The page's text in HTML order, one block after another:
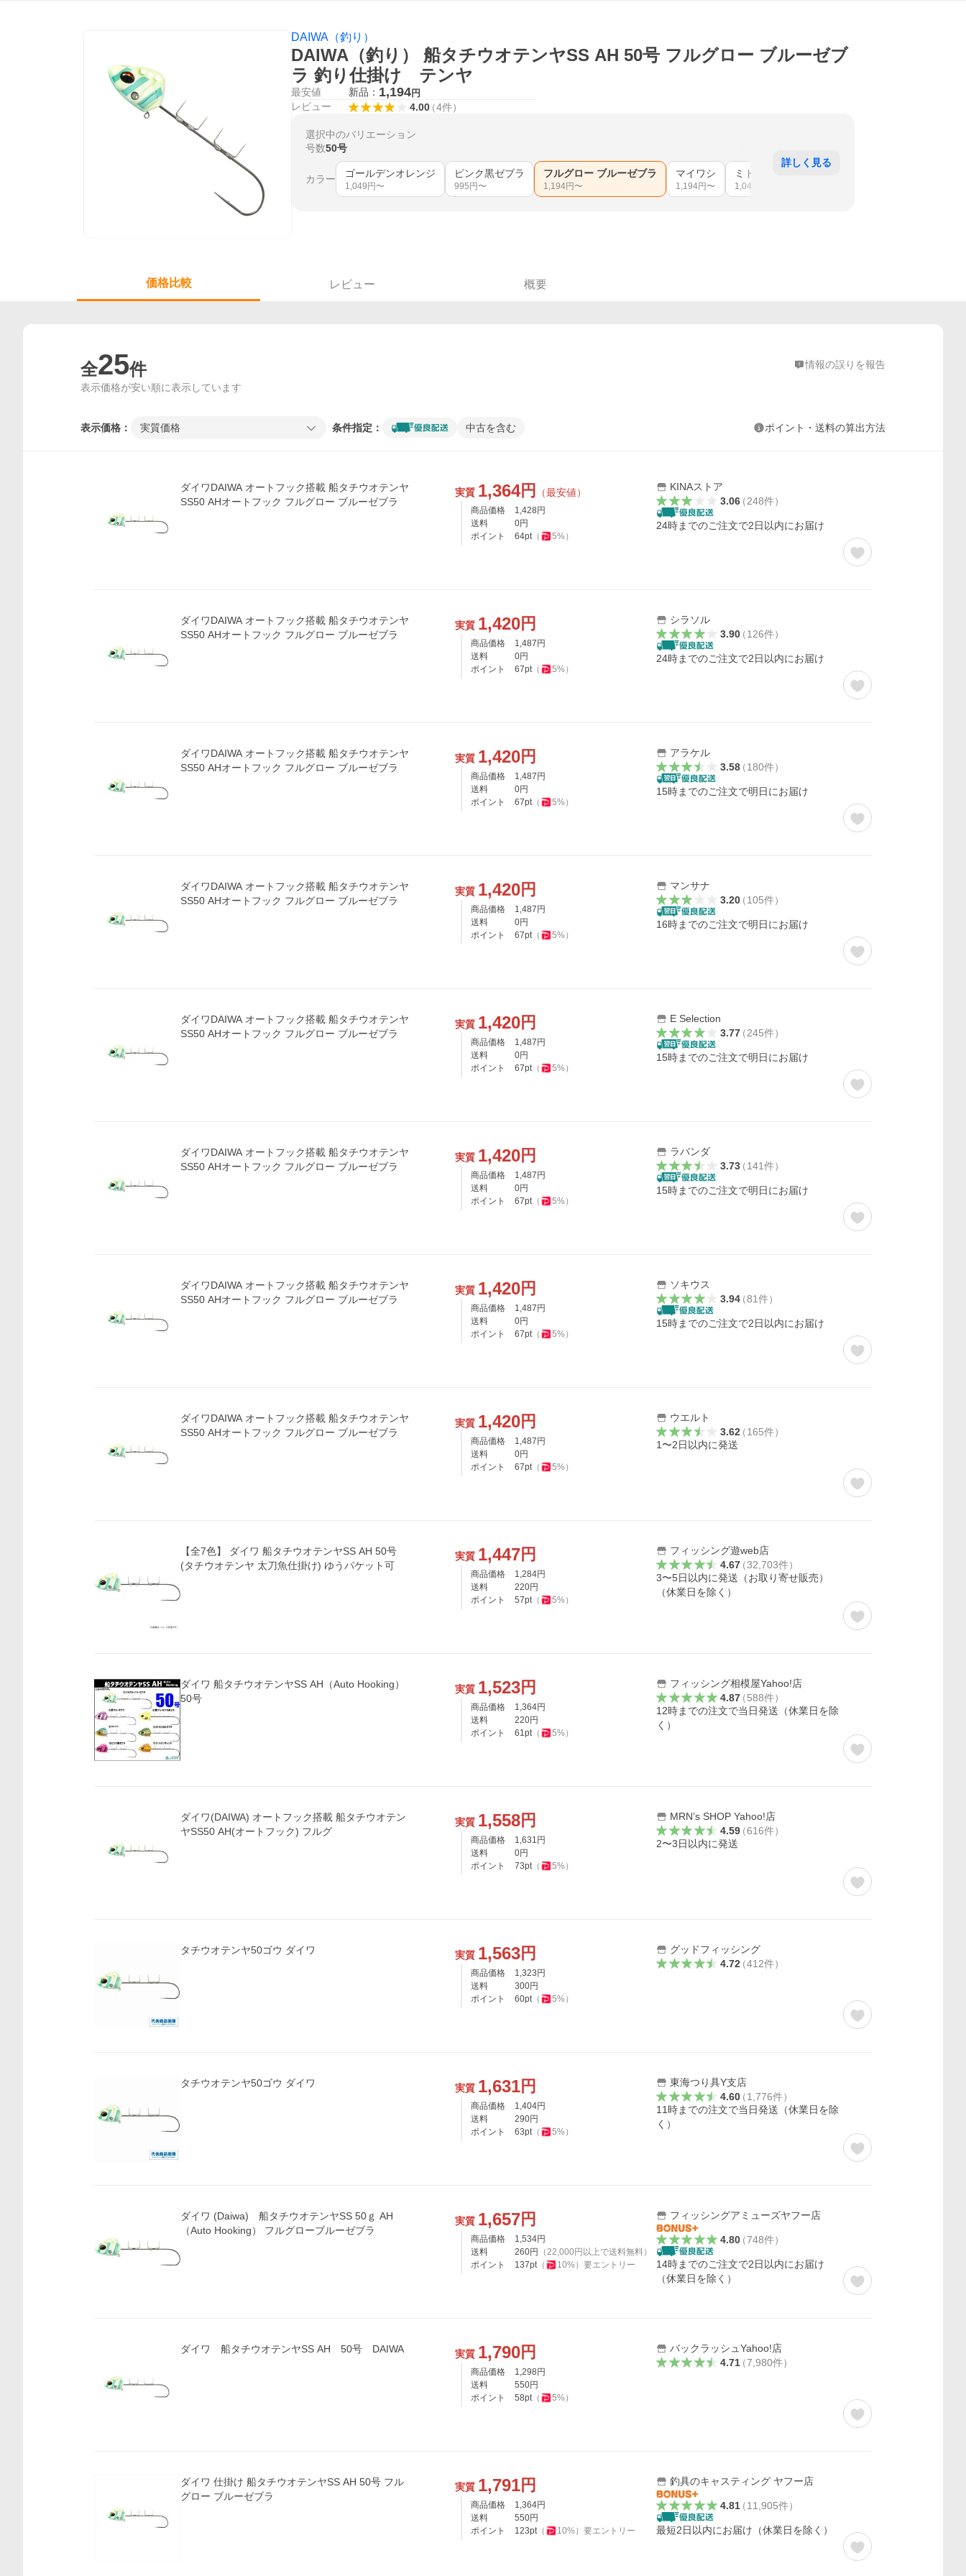
DAIWA（釣り）
DAIWA（釣り） 船タチウオテンヤSS AH 50号 フルグロー ブルーゼブ
ラ 釣り仕掛け テンヤ
最安値 新品： 1,194円
レビュー 4.00（4件）
選択中のバリエーション
号数50号
カラー ゴールデンオレンジ
1,049 円〜
ピンク黒ゼブラ
995 円〜
フルグロー ブルーゼブラ
1,194円〜
マイワシ
1,194円〜
ミドキンホロゼブラ
1,049
詳しく見る
価格比較 レビュー 概要
全25件 情報の誤りを報告
表示価格が安い順に表示しています
表示価格： 実質価格 条件指定： 中古を含む ポイント・送料の算出方法
ダイワDAIWA オートフック搭載 船タチウオテンヤ
SS50 AHオートフック フルグロー ブルーゼブラ
実質 1,364円 （最安値）
商品価格 1,428 円
送料
0円
ポイント
64pt（ 5%）
KINAストア
3.06（248件）
24時までのご注文で2日以内にお届け
ダイワDAIWA オートフック搭載 船タチウオテンヤ
SS50 AHオートフック フルグロー ブルーゼブラ
実質 1,420円
商品価格 1,487 円
送料
0円
ポイント
67pt（ 5%）
シラソル
3.90（126件）
24時までのご注文で2日以内にお届け
ダイワDAIWA オートフック搭載 船タチウオテンヤ
SS50 AHオートフック フルグロー ブルーゼブラ
実質 1,420円
商品価格 1,487 円
送料
0円
ポイント
67pt（ 5%）
アラケル
3.58（180件）
15時までのご注文で明日にお届け
ダイワDAIWA オートフック搭載 船タチウオテンヤ
SS50 AHオートフック フルグロー ブルーゼブラ
実質 1,420円
商品価格 1,487 円
送料
0円
ポイント
67pt（ 5%）
マンサナ
3.20（105件）
16時までのご注文で明日にお届け
ダイワDAIWA オートフック搭載 船タチウオテンヤ
SS50 AHオートフック フルグロー ブルーゼブラ
実質 1,420円
商品価格 1,487 円
送料
0円
ポイント
67pt（ 5%）
E Selection
3.77（245件）
15時までのご注文で明日にお届け
ダイワDAIWA オートフック搭載 船タチウオテンヤ
SS50 AHオートフック フルグロー ブルーゼブラ
実質 1,420円
商品価格 1,487 円
送料
0円
ポイント
67pt（ 5%）
ラバンダ
3.73（141件）
15時までのご注文で明日にお届け
ダイワDAIWA オートフック搭載 船タチウオテンヤ
SS50 AHオートフック フルグロー ブルーゼブラ
実質 1,420円
商品価格 1,487 円
送料
0円
ポイント
67pt（ 5%）
ソキウス
3.94（81件）
15時までのご注文で2日以内にお届け
ダイワDAIWA オートフック搭載 船タチウオテンヤ
SS50 AHオートフック フルグロー ブルーゼブラ
実質 1,420円
商品価格 1,487 円
送料
0円
ポイント
67pt（ 5%）
ウエルト
3.62（165件）
1〜2日以内に発送
【全7色】 ダイワ 船タチウオテンヤSS AH 50号
(タチウオテンヤ 太刀魚仕掛け) ゆうパケット可
実質 1,447円
商品価格 1,284円
送料
220円
ポイント
57pt（ 5%）
フィッシング遊web店
4.67（32,703件）
3〜5日以内に発送（お取り寄せ販売）
（休業日を除く）
ダイワ 船タチウオテンヤSS AH（Auto Hooking）
50号
実質 1,523円
商品価格 1,364円
送料
220円
ポイント
61pt（ 5%）
フィッシング相模屋Yahoo!店
4.87（588件）
12時までの注文で当日発送（休業日を除
く）
ダイワ(DAIWA) オートフック搭載 船タチウオテン
ヤSS50 AH(オートフック) フルグ
実質 1,558円
商品価格 1,631 円
送料
0円
ポイント
73pt（ 5%）
MRN’s SHOP Yahoo!店
4.59（616件）
2〜3日以内に発送
タチウオテンヤ50ゴウ ダイワ 実質 1,563円
商品価格 1,323 円
送料
300円
ポイント
60pt（ 5%）
グッドフィッシング
4.72（412件）
タチウオテンヤ50ゴウ ダイワ 実質 1,631円
商品価格 1,404円
送料
290円
ポイント
63pt（ 5%）
東海つり具Y支店
4.60（1,776件）
11時までの注文で当日発送（休業日を除
く）
ダイワ (Daiwa) 船タチウオテンヤSS 50ｇ AH
（Auto Hooking） フルグローブルーゼブラ
実質 1,657円
商品価格 1,534円
送料
260円 （22,000 円以上で送料無料）
ポイント
137pt（ 10%） 要エントリー
フィッシングアミューズヤフー店
4.80（748件）
14時までのご注文で2日以内にお届け
（休業日を除く）
ダイワ 船タチウオテンヤSS AH 50号 DAIWA 実質 1,790円
商品価格 1,298 円
送料
550円
ポイント
58pt（ 5%）
バックラッシュYahoo!店
4.71（7,980件）
ダイワ 仕掛け 船タチウオテンヤSS AH 50号 フル
グロー ブルーゼブラ
実質 1,791円
商品価格 1,364円
送料
550円
ポイント
123pt（ 10%） 要エントリー
釣具のキャスティング ヤフー店
4.81（11,905件）
最短2日以内にお届け（休業日を除く）